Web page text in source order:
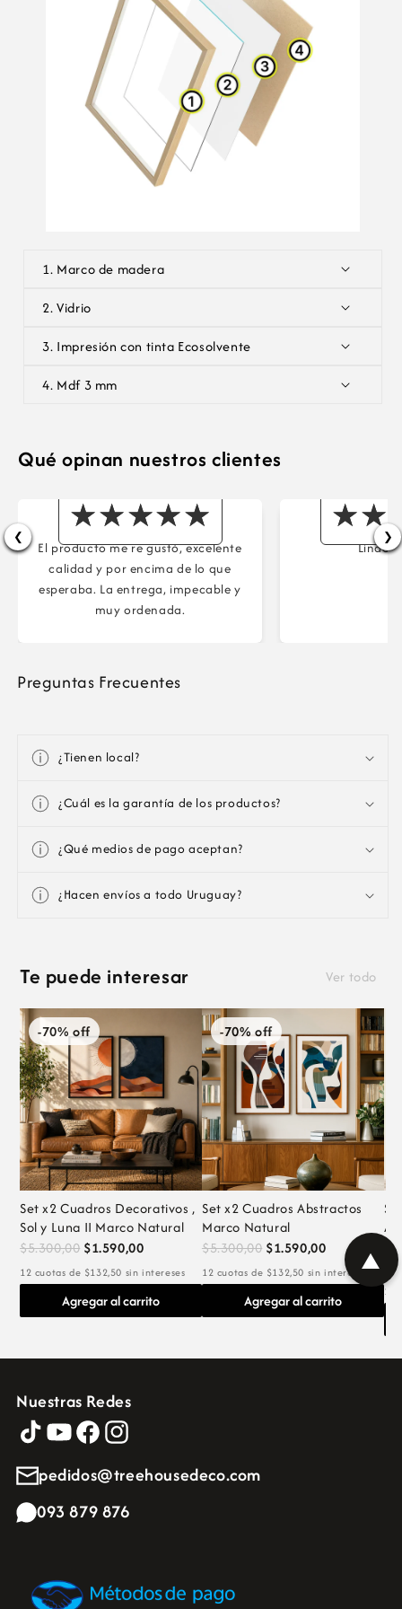
1. Marco de madera
2. Vidrio
3. Impresión con tinta Ecosolvente
4. Mdf 3 mm
Qué opinan nuestros clientes
❮ ❯
Maria
El producto me re gustó, excelente
calidad y por encima de lo que
esperaba. La entrega, impecable y
muy ordenada.
Lindos
Preguntas Frecuentes
¿Tienen local?
¿Cuál es la garantía de los productos?
¿Qué medios de pago aceptan?
¿Hacen envíos a todo Uruguay?
Te puede interesar Ver todo
-70% off
Set x2 Cuadros Decorativos ,
Sol y Luna II Marco Natural
$5.300,00 $1.590,00
12 cuotas de $132,50 sin intereses
Agregar al carrito
-70% off
Set x2 Cuadros Abstractos
Marco Natural
$5.300,00 $1.590,00
12 cuotas de $132,50 sin intereses
Agregar al carrito 12
▲
Nuestras Redes
pedidos@treehousedeco.com
093 879 876